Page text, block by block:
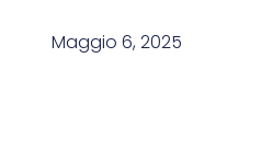
Maggio 6, 2025